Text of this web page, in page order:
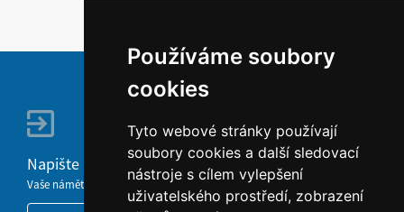
Používáme soubory
cookies
Tyto webové stránky používají
soubory cookies a další sledovací
nástroje s cílem vylepšení
uživatelského prostředí, zobrazení
Napište nám
Vaše náměty, komentáře, připomínky a dotazy nezůstanou bez odezvy.